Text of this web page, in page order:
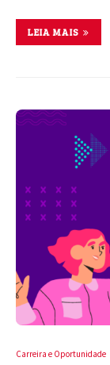
LEIA MAIS
Carreira e Oportunidade